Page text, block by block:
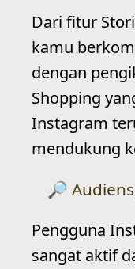
Dari fitur
kamu
dengan
Shopping
Instagram
mendukung
Pengguna
sangat aktif